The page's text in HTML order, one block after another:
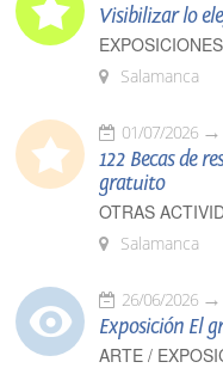
Visibilizar lo
EXPOSICIONES
Salamanca
01/07/2026
122 Becas de
gratuito
OTRAS
Salamanca
26/06/2026
Exposición El
ARTE /